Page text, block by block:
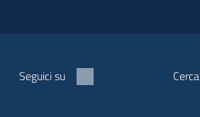
Seguici su Cerca